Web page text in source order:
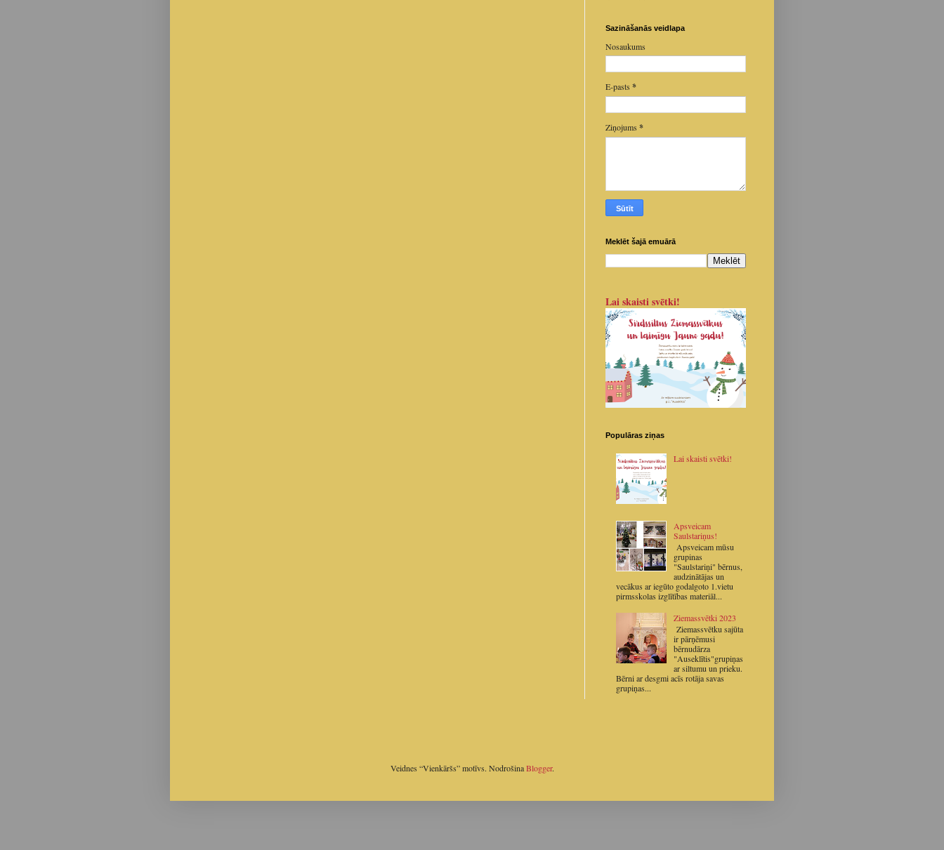
Sazināšanās veidlapa
Nosaukums
E-pasts *
Ziņojums *
Meklēt šajā emuārā
Lai skaisti svētki!
Populāras ziņas
Lai skaisti svētki!
Apsveicam
Saulstariņus!
Apsveicam mūsu
grupinas
"Saulstariņi" bērnus,
audzinātājas un
vecākus ar iegūto godalgoto 1.vietu
pirmsskolas izglītības materiāl...
Ziemassvētki 2023
Ziemassvētku sajūta
ir pārņēmusi
bērnudārza
"Auseklītis"grupiņas
ar siltumu un prieku.
Bērni ar desgmi acīs rotāja savas
grupiņas...
Veidnes “Vienkāršs” motīvs. NodrošinaBlogger.